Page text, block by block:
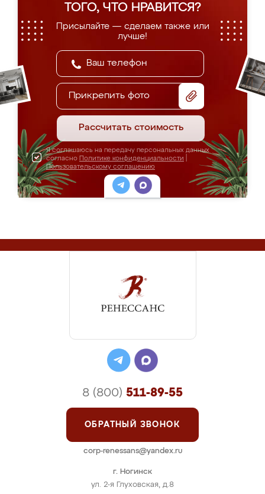
ТОГО, ЧТО НРАВИТСЯ?
Присылайте — сделаем также или
лучше!
Прикрепить фото
Рассчитать стоимость
Я соглашаюсь на передачу персональных данных
согласно Политике конфиденциальности
Пользовательскому соглашению
г. Ногинск
ул. 2-я Глуховская, д.8
8 (800) 511-89-55
ОБРАТНЫЙ ЗВОНОК
corp-renessans@yandex.ru